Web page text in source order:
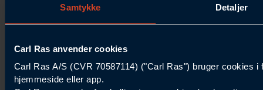
Samtykke Detaljer
Carl Ras anvender cookies
Carl Ras A/S (CVR 70587114) ("Carl Ras") bruger cookies
hjemmeside eller app.
Samtykket betyder også, at Carl Ras A/S som dataansvarlig kan
behandle ovennævnte personoplysninger. Du kan trække dit
vorespersondatapolitik